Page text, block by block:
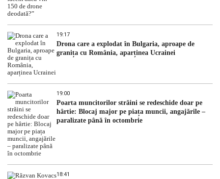
19:17
Drona care a explodat în Bulgaria, aproape de
granița cu România, aparținea Ucrainei
19:00
Poarta muncitorilor străini se redeschide doar pe
hârtie: Blocaj major pe piața muncii, angajările –
paralizate până în octombrie
18:41